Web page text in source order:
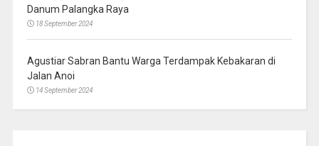
Danum Palangka Raya
18 September 2024
Agustiar Sabran Bantu Warga Terdampak Kebakaran di
Jalan Anoi
14 September 2024